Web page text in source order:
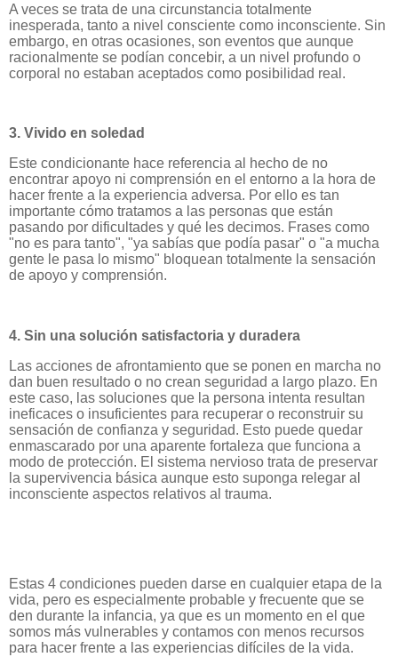
A veces se trata de una circunstancia totalmente
inesperada, tanto a nivel consciente como inconsciente. Sin
embargo, en otras ocasiones, son eventos que aunque
racionalmente se podían concebir, a un nivel profundo o
corporal no estaban aceptados como posibilidad real.
3. Vivido en soledad
Este condicionante hace referencia al hecho de no
encontrar apoyo ni comprensión en el entorno a la hora de
hacer frente a la experiencia adversa. Por ello es tan
importante cómo tratamos a las personas que están
pasando por dificultades y qué les decimos. Frases como
"no es para tanto", "ya sabías que podía pasar" o "a mucha
gente le pasa lo mismo" bloquean totalmente la sensación
de apoyo y comprensión.
4. Sin una solución satisfactoria y duradera
Las acciones de afrontamiento que se ponen en marcha no
dan buen resultado o no crean seguridad a largo plazo. En
este caso, las soluciones que la persona intenta resultan
ineficaces o insuficientes para recuperar o reconstruir su
sensación de confianza y seguridad. Esto puede quedar
enmascarado por una aparente fortaleza que funciona a
modo de protección. El sistema nervioso trata de preservar
la supervivencia básica aunque esto suponga relegar al
inconsciente aspectos relativos al trauma.
Estas 4 condiciones pueden darse en cualquier etapa de la
vida, pero es especialmente probable y frecuente que se
den durante la infancia, ya que es un momento en el que
somos más vulnerables y contamos con menos recursos
para hacer frente a las experiencias difíciles de la vida.